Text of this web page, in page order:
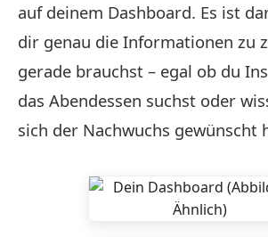
auf deinem Dashboard. Es ist
dir genau die Informationen zu
gerade brauchst – egal ob du
das Abendessen suchst oder
sich der Nachwuchs gewünscht